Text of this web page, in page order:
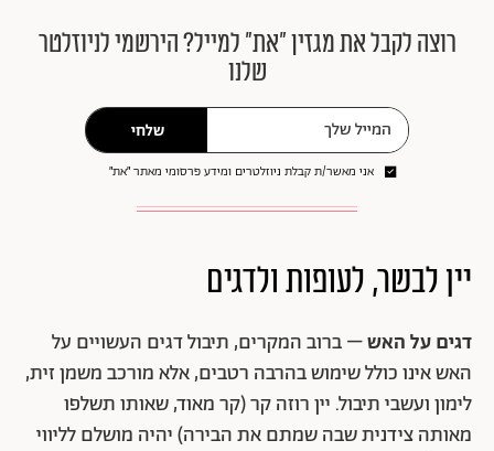
רוצה לקבל את מגזין ״את״ למייל? הירשמי לניוזלטר
שלנו
שלחי
אני מאשר/ת קבלת ניוזלטרים ומידע פרסומי מאתר ״את״
יין לבשר, לעופות ולדגים
דגים על האש– ברוב המקרים, תיבול דגים העשויים על
האש אינו כולל שימוש בהרבה רטבים, אלא מורכב משמן זית,
לימון ועשבי תיבול. יין רוזה קר (קר מאוד, שאותו תשלפו
מאותה צידנית שבה שמתם את הבירה) יהיה מושלם לליווי